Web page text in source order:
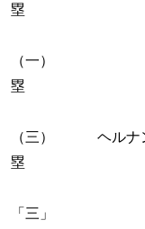
塁
（一） 大山
塁
（三） ヘルナ
塁
「三」 熊谷